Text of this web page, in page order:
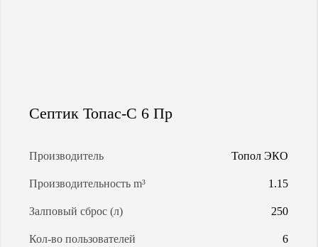
ЗАПРАВКА ГАЗГОЛЬДЕРОВ
КАЛЬКУЛЯТОР ГАЗГОЛЬДЕРА
О КОМПАНИИ
Септик Топас-С 6 Пр
Производитель Топол ЭКО
Производительность m³ 1.15
Залповый сброс (л) 250
Кол-во пользователей 6